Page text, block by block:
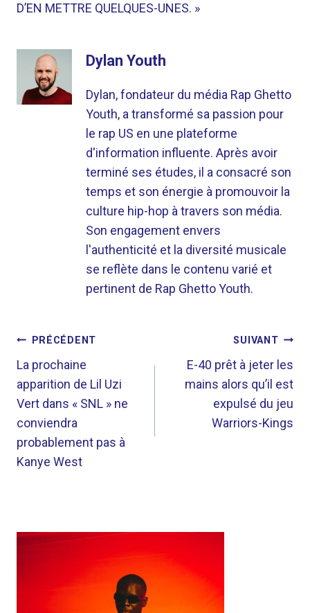
D’EN METTRE QUELQUES-UNES. »
Dylan Youth
Dylan, fondateur du média Rap Ghetto
Youth, a transformé sa passion pour
le rap US en une plateforme
d'information influente. Après avoir
terminé ses études, il a consacré son
temps et son énergie à promouvoir la
culture hip-hop à travers son média.
Son engagement envers
l'authenticité et la diversité musicale
se reflète dans le contenu varié et
pertinent de Rap Ghetto Youth.
NAVIGATION
DE
L’ARTICLE
PRÉCÉDENT
La prochaine
apparition de Lil Uzi
Vert dans « SNL » ne
conviendra
probablement pas à
Kanye West
SUIVANT
E-40 prêt à jeter les
mains alors qu’il est
expulsé du jeu
Warriors-Kings